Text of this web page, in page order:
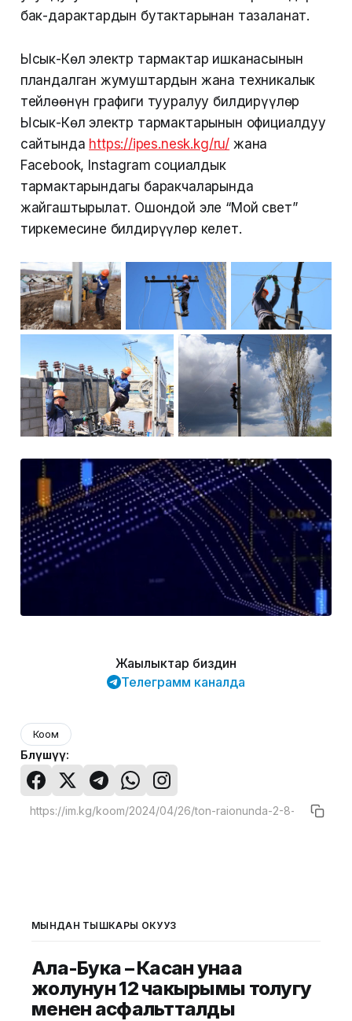
бак-дарактардын бутактарынан тазаланат.
Ысык-Көл электр тармактар ишканасынын
пландалган жумуштардын жана техникалык
тейлөөнүн графиги тууралуу билдирүүлөр
Ысык-Көл электр тармактарынын официалдуу
сайтында https://ipes.nesk.kg/ru/ жана
Facebook, Instagram социалдык
тармактарындагы баракчаларында
жайгаштырылат. Ошондой эле “Мой свет”
тиркемесине билдирүүлөр келет.
Жаңылыктар биздин
Телеграмм каналда
Коом
Бөлүшүү:
МЫНДАН ТЫШКАРЫ ОКУҢУЗ
Ала-Бука – Касан унаа
жолунун 12 чакырымы толугу
менен асфальтталды